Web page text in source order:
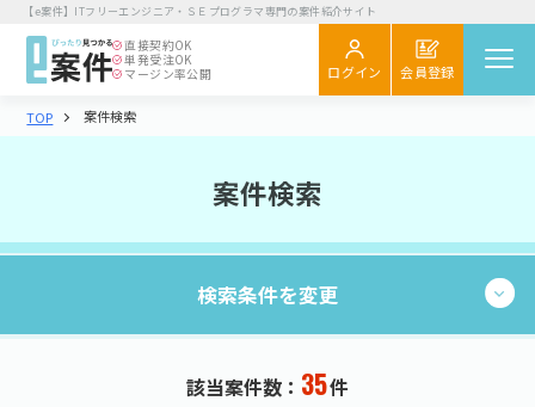
【e案件】ITフリーエンジニア・ＳＥプログラマ専門の案件紹介サイト
ログイン 会員登録
直接契約OK
単発受注OK
マージン率公開
案件を探す 閲覧履歴
エンジニア向け
TOP 案件検索
案件検索
検索条件を変更
35
検索する
該当案件数： 35件